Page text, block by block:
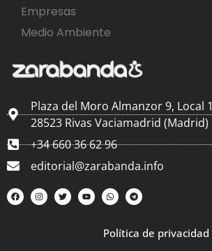
Empresas
Medio Ambiente
Plaza del Moro Almanzor 9, Local 1
28523 Rivas Vaciamadrid (Madrid)
+34 660 36 62 96
editorial@zarabanda.info
Política de privacidad